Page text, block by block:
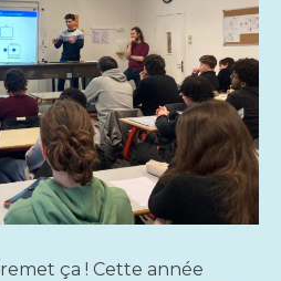
ça ! Cette année